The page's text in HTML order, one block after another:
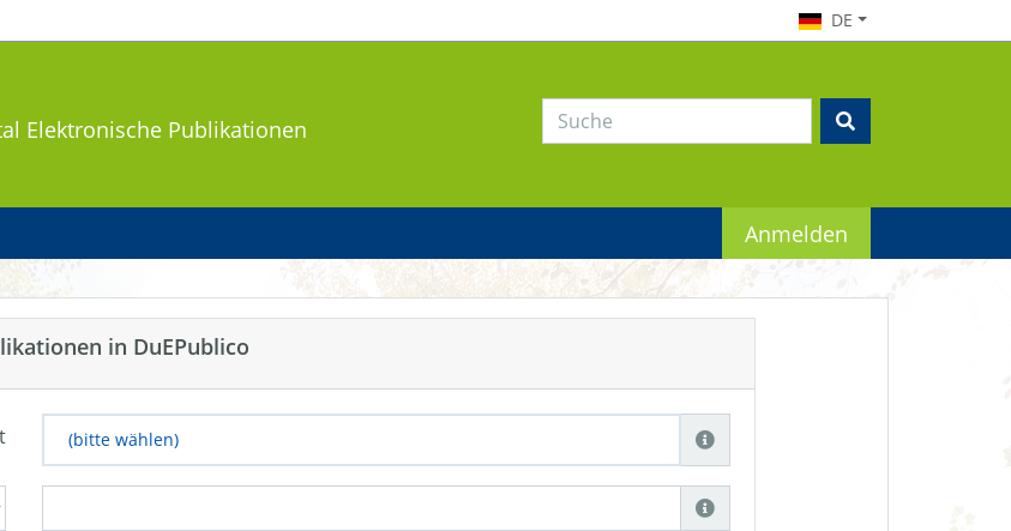
DE
Elektronische Publikationen
Anmelden
in DuEPublico
(bitte wählen)